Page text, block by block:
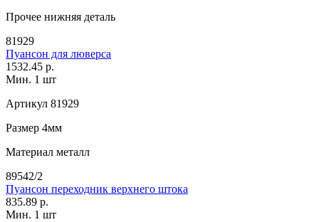
Прочее нижняя деталь
81929
Пуансон для люверса
1532.45 р.
Мин. 1 шт
Артикул 81929
Размер 4мм
Материал металл
89542/2
Пуансон переходник верхнего штока
835.89 р.
Мин. 1 шт